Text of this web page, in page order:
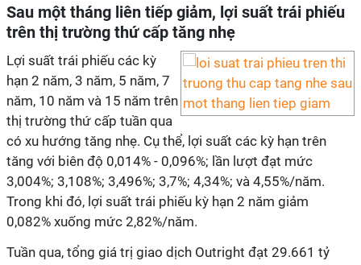
Sau một tháng liên tiếp giảm, lợi suất trái phiếu
trên thị trường thứ cấp tăng nhẹ
Lợi suất trái phiếu các kỳ
hạn 2 năm, 3 năm, 5 năm, 7
năm, 10 năm và 15 năm trên
thị trường thứ cấp tuần qua
có xu hướng tăng nhẹ. Cụ thể, lợi suất các kỳ hạn trên
tăng với biên độ 0,014% - 0,096%; lần lượt đạt mức
3,004%; 3,108%; 3,496%; 3,7%; 4,34%; và 4,55%/năm.
Trong khi đó, lợi suất trái phiếu kỳ hạn 2 năm giảm
0,082% xuống mức 2,82%/năm.
Tuần qua, tổng giá trị giao dịch Outright đạt 29.661 tỷ